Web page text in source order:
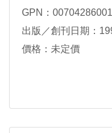
GPN：
出版／創刊日期：
價格：未定價